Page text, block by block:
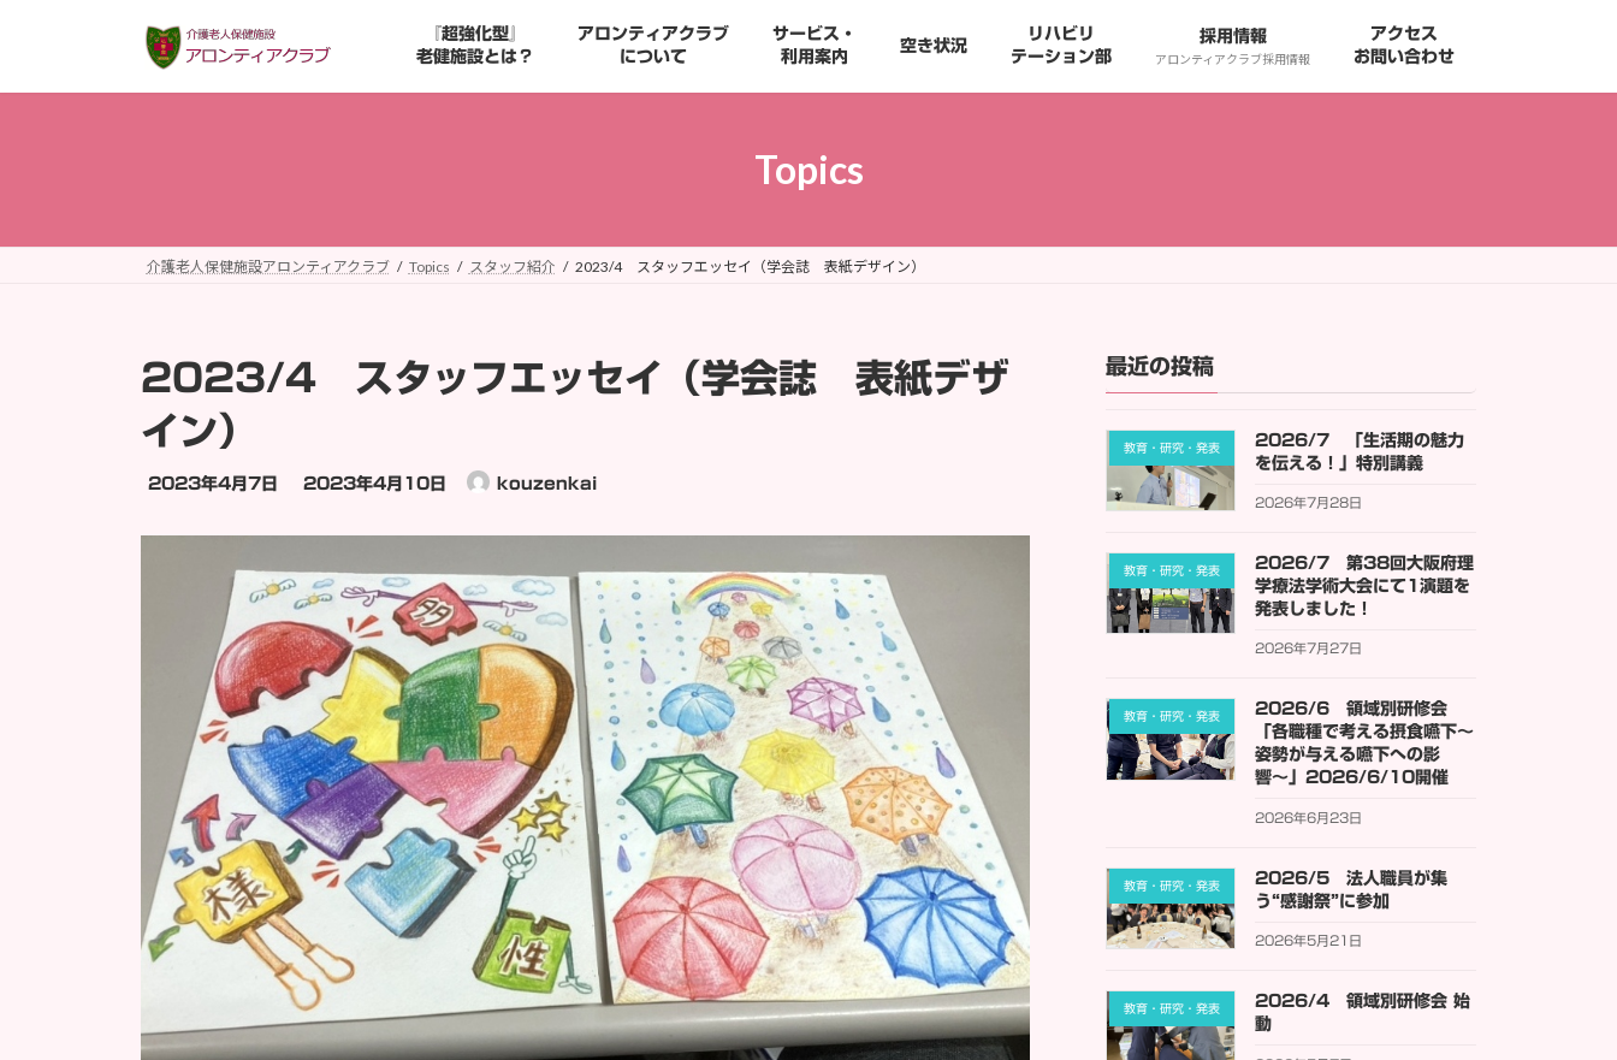
ン
ッ
ー
移
『超強化型』
老健施設とは？
アロンティアクラブ
について
サービス・
利用案内
空き状況
リハビリ
テーション部
採用情報
アロンティアクラブ採用情報
アクセス
お問い合わせ
Topics
介護老人保健施設アロンティアクラブ Topics スタッフ紹介 2023/4 スタッフエッセイ（学会誌 表紙デザイン）
2023/4 スタッフエッセイ（学会誌 表紙デザ
イン）
2023年4月7日
最
日
時
:
2023年4月10日 kouzenkai
最近の投稿
教育・研究・発表
2026/7 「生活期の魅力
を伝える！」特別講義
2026年7月28日
教育・研究・発表
2026/7 第38回大阪府理
学療法学術大会にて1演題を
発表しました！
2026年7月27日
教育・研究・発表
2026/6 領域別研修会
「各職種で考える摂食嚥下〜
姿勢が与える嚥下への影
響〜」2026/6/10開催
2026年6月23日
教育・研究・発表
2026/5 法人職員が集
う“感謝祭”に参加
2026年5月21日
教育・研究・発表
2026/4 領域別研修会 始
動